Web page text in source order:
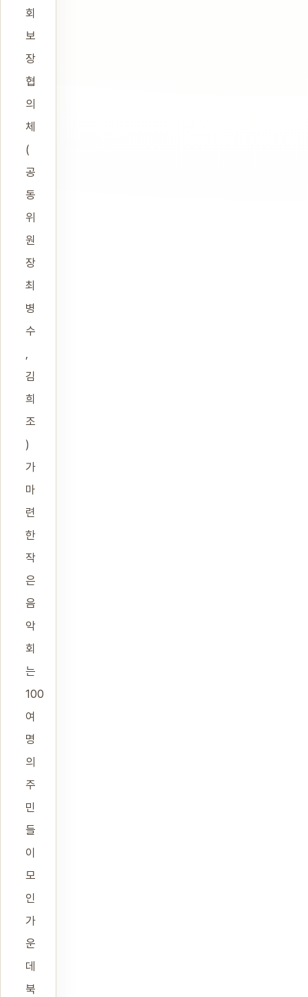
회
보
장
협
의
체
(
공
동
위
원
장
최
병
수
,
김
희
조
)
가
마
련
한
작
은
음
악
회
는
100
여
명
의
주
민
들
이
모
인
가
운
데
북